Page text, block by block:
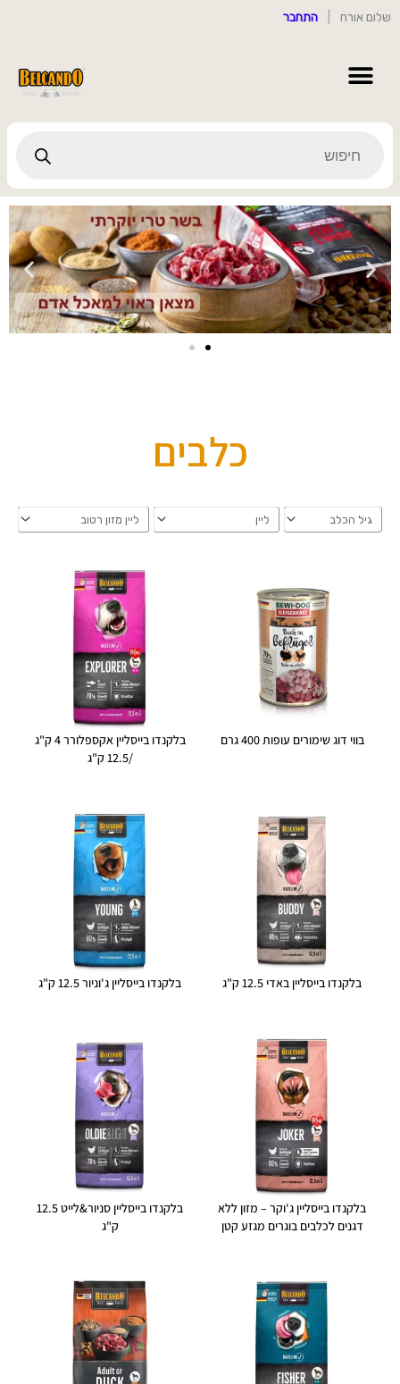
לתוכן
שלום אורח התחבר
Products
כלבים
בווי דוג שימורים עופות 400 גרם
בלקנדו בייסליין אקספלורר 4 ק"ג
/12.5 ק"ג
בלקנדו בייסליין באדי 12.5 ק"ג בלקנדו בייסליין ג'וניור 12.5 ק"ג
בלקנדו בייסליין ג'וקר – מזון ללא
דגנים לכלבים בוגרים מגזע קטן
בלקנדו בייסליין סניור&לייט 12.5
ק"ג